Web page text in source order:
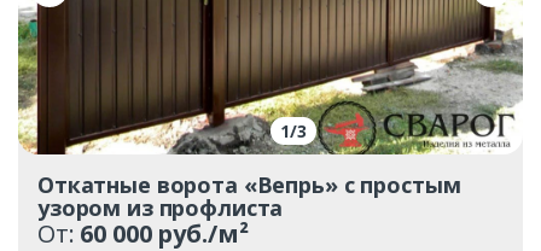
1/3
Откатные ворота «Вепрь» с простым
узором из профлиста
От: 60 000 руб./м²